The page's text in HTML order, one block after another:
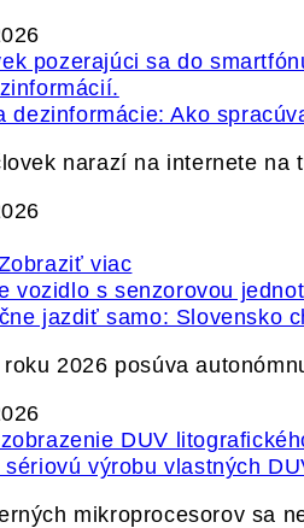
dezinformácie: Ako
narazí na internete
viac
jazdiť samo: Slovensko
roku 2026 posúva
výrobu vlastných
mikroprocesorov sa